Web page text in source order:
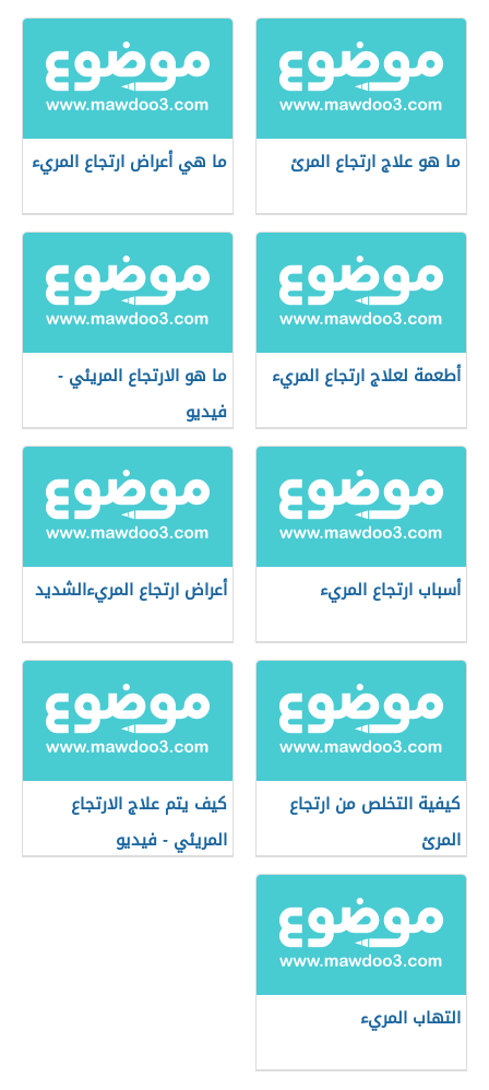
ما هو علاج ارتجاع المرئ ما هي أعراض ارتجاع المريء
أطعمة لعلاج ارتجاع المريء
ما هو الارتجاع المريئي -
فيديو
أسباب ارتجاع المريء أعراض ارتجاع المريءالشديد
كيفية التخلص من ارتجاع
المرئ
كيف يتم علاج الارتجاع
المريئي - فيديو
التهاب المريء